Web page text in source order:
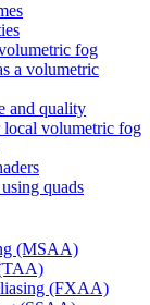
fog
a volumetric
and quality
volumetric fog
quads
(MSAA)
(FXAA)